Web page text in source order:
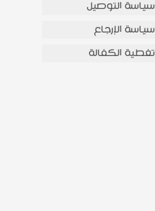
سياسة التوصيل
سياسة الإرجاع
تغطية الكفالة